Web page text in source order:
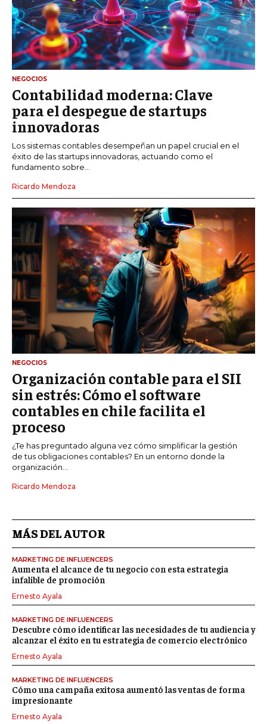
NEGOCIOS
Contabilidad moderna: Clave
para el despegue de startups
innovadoras
Los sistemas contables desempeñan un papel crucial en el
éxito de las startups innovadoras, actuando como el
fundamento sobre...
Ricardo Mendoza
NEGOCIOS
Organización contable para el SII
sin estrés: Cómo el software
contables en chile facilita el
proceso
¿Te has preguntado alguna vez cómo simplificar la gestión
de tus obligaciones contables? En un entorno donde la
organización...
Ricardo Mendoza
MÁS DEL AUTOR
MARKETING DE INFLUENCERS
Aumenta el alcance de tu negocio con esta estrategia
infalible de promoción
Ernesto Ayala
MARKETING DE INFLUENCERS
Descubre cómo identificar las necesidades de tu audiencia y
alcanzar el éxito en tu estrategia de comercio electrónico
Ernesto Ayala
MARKETING DE INFLUENCERS
Cómo una campaña exitosa aumentó las ventas de forma
impresionante
Ernesto Ayala